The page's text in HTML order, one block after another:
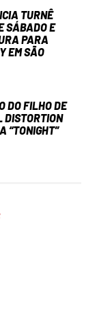
TURNÊ
SÁBADO E
PARA
EM SÃO
DO FILHO DE
DISTORTION
“TONIGHT”